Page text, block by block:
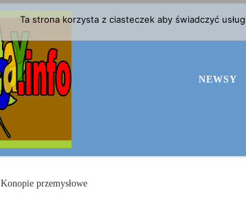
NEWSY
Konopie przemysłowe
Ta strona korzysta z ciasteczek aby świadczyć